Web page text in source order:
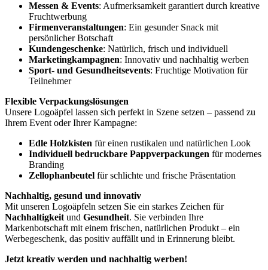
Messen & Events: Aufmerksamkeit garantiert durch kreative
Fruchtwerbung
Firmenveranstaltungen: Ein gesunder Snack mit
persönlicher Botschaft
Kundengeschenke: Natürlich, frisch und individuell
Marketingkampagnen: Innovativ und nachhaltig werben
Sport- und Gesundheitsevents: Fruchtige Motivation für
Teilnehmer
Flexible Verpackungslösungen
Unsere Logoäpfel lassen sich perfekt in Szene setzen – passend zu
Ihrem Event oder Ihrer Kampagne:
Edle Holzkisten für einen rustikalen und natürlichen Look
Individuell bedruckbare Pappverpackungen für modernes
Branding
Zellophanbeutel für schlichte und frische Präsentation
Nachhaltig, gesund und innovativ
Mit unseren Logoäpfeln setzen Sie ein starkes Zeichen für
Nachhaltigkeit und Gesundheit. Sie verbinden Ihre
Markenbotschaft mit einem frischen, natürlichen Produkt – ein
Werbegeschenk, das positiv auffällt und in Erinnerung bleibt.
Jetzt kreativ werden und nachhaltig werben!